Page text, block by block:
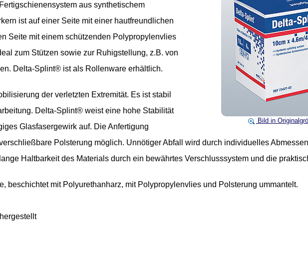
Bild in
aus synthetischem
ist auf einer Seite mit einer hautfreundlichen
Seite mit einem schützenden Polypropylenvlies
zum Stützen sowie zur Ruhigstellung, z.B. von
Delta-Splint® ist als Rollenware erhältlich.
der verletzten Extremität. Es ist stabil
Delta-Splint® weist eine hohe Stabilität
Glasfasergewirk auf. Die Anfertigung
Polsterung möglich. Unnötiger Abfall wird durch individuelles
Haltbarkeit des Materials durch ein bewährtes Verschlusssystem und die
beschichtet mit Polyurethanharz, mit Polypropylenvlies und Polsterung ummantelt.